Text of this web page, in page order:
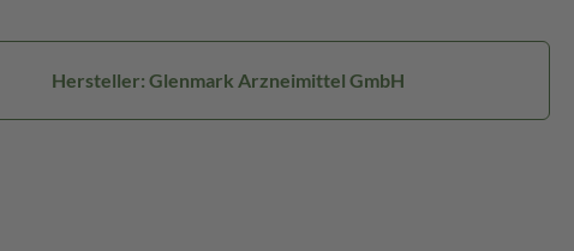
Hersteller: Glenmark Arzneimittel GmbH